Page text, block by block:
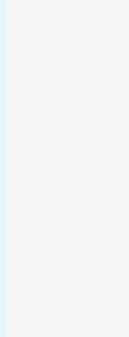
Cần